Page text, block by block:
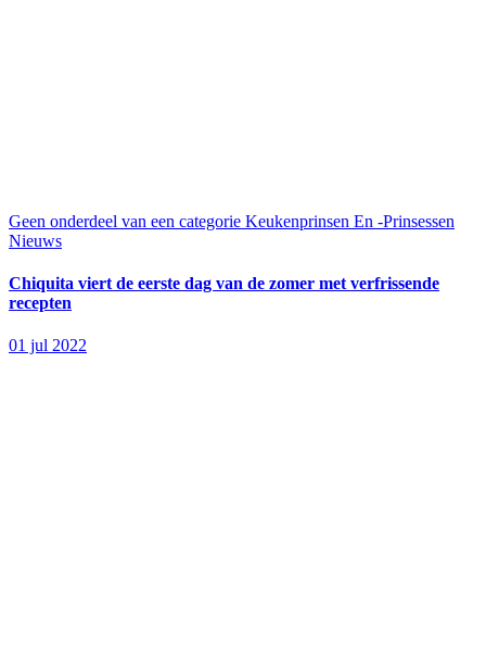
Geen onderdeel van een categorie Keukenprinsen En -Prinsessen
Nieuws
Chiquita viert de eerste dag van de zomer met verfrissende
recepten
01 jul 2022